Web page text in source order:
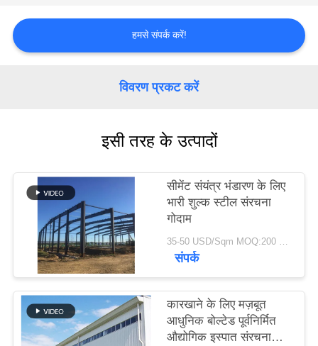
संपर्क
करें
समाधान
BLOG
SITEMAP
PRIVACY
POLICY
हमसे संपर्क करें!
विवरण प्रकट करें
इसी तरह के उत्पादों
सीमेंट संयंत्र भंडारण के लिए
भारी शुल्क स्टील संरचना
गोदाम
35-50 USD/Sqm MOQ:200 वर्गमीटर
संपर्क
कारखाने के लिए मज़बूत
आधुनिक बोल्टेड पूर्वनिर्मित
औद्योगिक इस्पात संरचना